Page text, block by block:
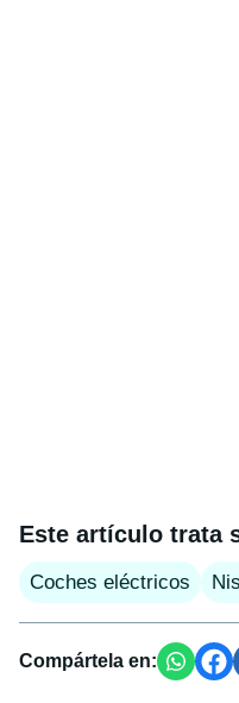
Este artículo trata
Coches eléctricos
Compártela en: